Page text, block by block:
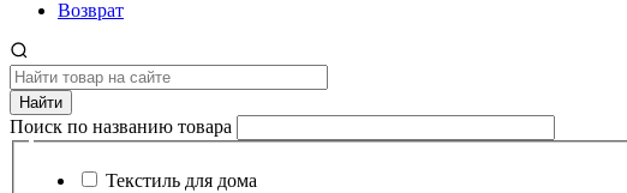
Возврат
Найти
Поиск по названию товара
Текстиль для дома